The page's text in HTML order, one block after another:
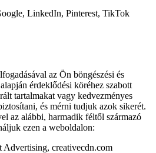
LinkedIn, Pinterest, TikTok
az Ön böngészési és
érdeklődési köréhez szabott
tartalmakat vagy kedvezményes
és mérni tudjuk azok sikerét.
az alábbi, harmadik féltől származó
ezen a weboldalon:
creativecdn.com